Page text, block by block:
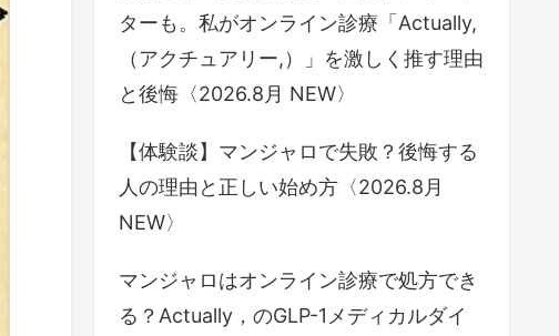
ターも。私がオンライン診療「Actually,
（アクチュアリー,）」を激しく推す理由
と後悔〈2026.8月 NEW〉
【体験談】マンジャロで失敗？後悔する
人の理由と正しい始め方〈2026.8月
NEW〉
マンジャロはオンライン診療で処方でき
る？Actually，のGLP-1メディカルダイ